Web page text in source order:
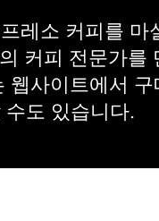
레소 커피를 마
커피 전문가를
웹사이트에서
도 있습니다.